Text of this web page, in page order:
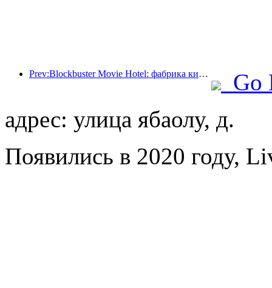
Prev:Blockbuster Movie Hotel: фабрика киномечт в движении
Go
адрес: улица ябаолу, д.
Появились в 2020 году,